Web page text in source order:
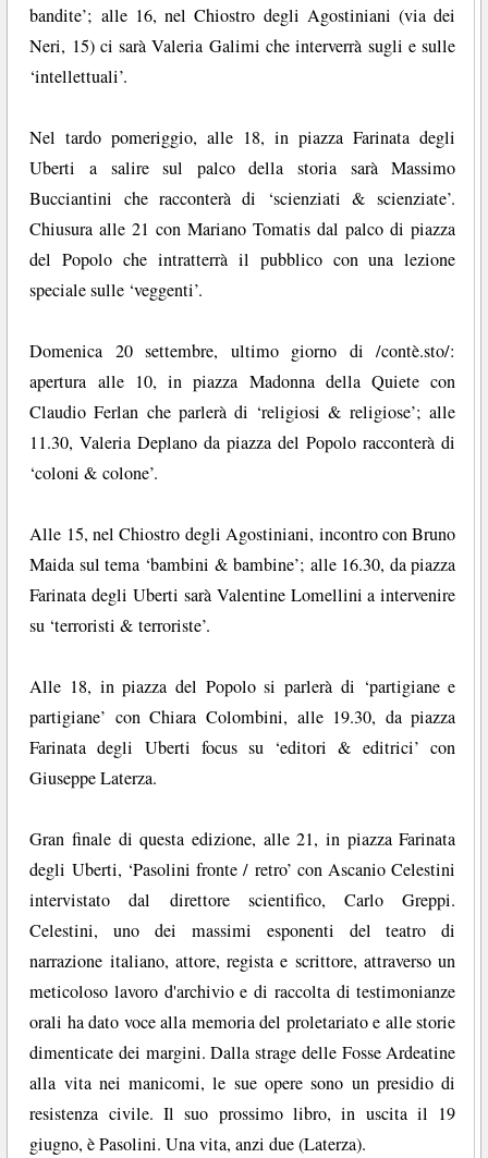
bandite’; alle 16, nel Chiostro degli Agostiniani (via dei
Neri, 15) ci sarà Valeria Galimi che interverrà sugli e sulle
‘intellettuali’.
Nel tardo pomeriggio, alle 18, in piazza Farinata degli
Uberti a salire sul palco della storia sarà Massimo
Bucciantini che racconterà di ‘scienziati & scienziate’.
Chiusura alle 21 con Mariano Tomatis dal palco di piazza
del Popolo che intratterrà il pubblico con una lezione
speciale sulle ‘veggenti’.
Domenica 20 settembre, ultimo giorno di /contè.sto/:
apertura alle 10, in piazza Madonna della Quiete con
Claudio Ferlan che parlerà di ‘religiosi & religiose’; alle
11.30, Valeria Deplano da piazza del Popolo racconterà di
‘coloni & colone’.
Alle 15, nel Chiostro degli Agostiniani, incontro con Bruno
Maida sul tema ‘bambini & bambine’; alle 16.30, da piazza
Farinata degli Uberti sarà Valentine Lomellini a intervenire
su ‘terroristi & terroriste’.
Alle 18, in piazza del Popolo si parlerà di ‘partigiane e
partigiane’ con Chiara Colombini, alle 19.30, da piazza
Farinata degli Uberti focus su ‘editori & editrici’ con
Giuseppe Laterza.
Gran finale di questa edizione, alle 21, in piazza Farinata
degli Uberti, ‘Pasolini fronte / retro’ con Ascanio Celestini
intervistato dal direttore scientifico, Carlo Greppi.
Celestini, uno dei massimi esponenti del teatro di
narrazione italiano, attore, regista e scrittore, attraverso un
meticoloso lavoro d'archivio e di raccolta di testimonianze
orali ha dato voce alla memoria del proletariato e alle storie
dimenticate dei margini. Dalla strage delle Fosse Ardeatine
alla vita nei manicomi, le sue opere sono un presidio di
resistenza civile. Il suo prossimo libro, in uscita il 19
giugno, è Pasolini. Una vita, anzi due (Laterza).